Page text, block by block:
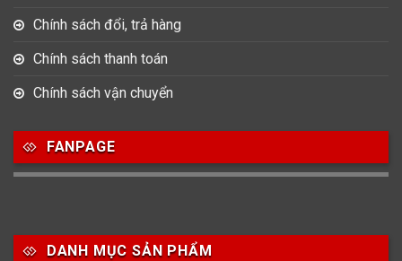
Chính sách đổi, trả hàng
Chính sách thanh toán
Chính sách vận chuyển
FANPAGE
DANH MỤC SẢN PHẨM